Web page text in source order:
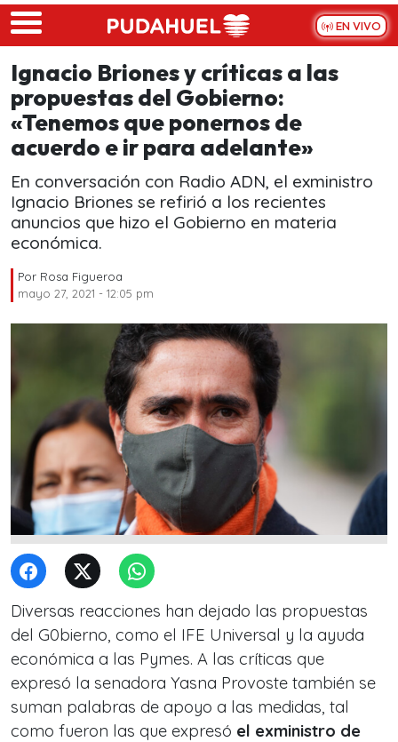
Skip to main content
EN VIVO
Ignacio Briones y críticas a las
propuestas del Gobierno:
«Tenemos que ponernos de
acuerdo e ir para adelante»
En conversación con Radio ADN, el exministro
Ignacio Briones se refirió a los recientes
anuncios que hizo el Gobierno en materia
económica.
Por Rosa Figueroa
mayo 27, 2021 - 12:05 pm
Diversas reacciones han dejado las propuestas
del G0bierno, como el IFE Universal y la ayuda
económica a las Pymes. A las críticas que
expresó la senadora Yasna Provoste también se
suman palabras de apoyo a las medidas, tal
como fueron las que expresó el exministro de